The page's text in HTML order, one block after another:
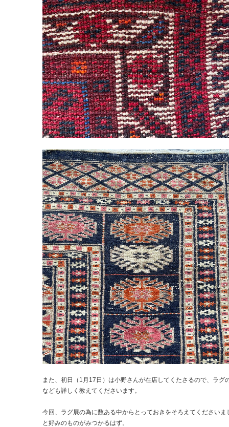
また、初日（1月17日）は小野さんが在店してくたさるので、ラグ
なども詳しく教えてくださいます。
今回、ラグ展の為に数ある中からとっておきをそろえてくださいま
と好みのものがみつかるはず。